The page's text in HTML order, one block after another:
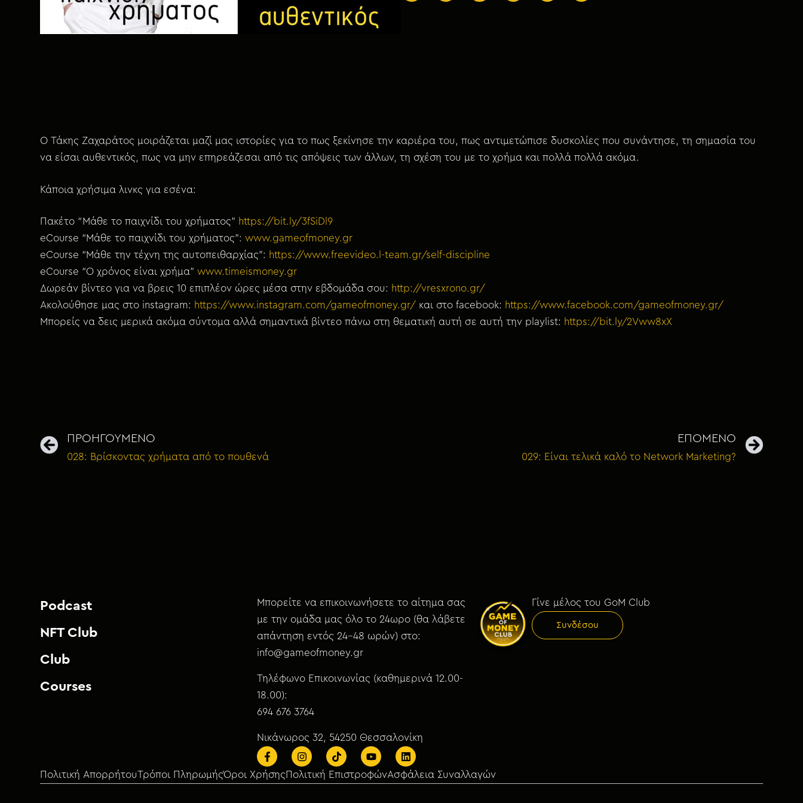
Ο Τάκης Ζαχαράτος μοιράζεται μαζί μας ιστορίες για το πως ξεκίνησε την καριέρα του, πως αντιμετώπισε δυσκολίες που συνάντησε, τη σημασία του
να είσαι αυθεντικός, πως να μην επηρεάζεσαι από τις απόψεις των άλλων, τη σχέση του με το χρήμα και πολλά πολλά ακόμα.
Κάποια χρήσιμα λινκς για εσένα:
Πακέτο “Μάθε το παιχνίδι του χρήματος” https://bit.ly/3fSiDl9
eCourse “Μάθε το παιχνίδι του χρήματος”:www.gameofmoney.gr
eCourse “Μάθε την τέχνη της αυτοπειθαρχίας”: https://www.freevideo.l-team.gr/self-discipline
eCourse “Ο χρόνος είναι χρήμα”www.timeismoney.gr
Δωρεάν βίντεο για να βρεις 10 επιπλέον ώρες μέσα στην εβδομάδα σου: http://vresxrono.gr/
Ακολούθησε μας στο instagram: https://www.instagram.com/gameofmoney.gr/ και στο facebook: https://www.facebook.com/gameofmoney.gr/
Μπορείς να δεις μερικά ακόμα σύντομα αλλά σημαντικά βίντεο πάνω στη θεματική αυτή σε αυτή την playlist: https://bit.ly/2Vww8xX
ΠΡΟΗΓΟΥΜΕΝΟ
028: Βρίσκοντας χρήματα από το πουθενά
ΕΠΟΜΕΝΟ
029: Είναι τελικά καλό το Network Marketing?
Podcast
NFT Club
Club
Courses
Μπορείτε να επικοινωνήσετε το αίτημα σας
με την ομάδα μας όλο το 24ωρο (θα λάβετε
απάντηση εντός 24-48 ωρών) στο:
info@gameofmoney.gr
Τηλέφωνο Επικοινωνίας (καθημερινά 12.00-
18.00):
694 676 3764
Νικάνωρος 32, 54250 Θεσσαλονίκη
Γίνε μέλος του GoM Club
Συνδέσου
Πολιτική ΑπορρήτουΤρόποι ΠληρωμήςΌροι ΧρήσηςΠολιτική ΕπιστροφώνΑσφάλεια Συναλλαγών